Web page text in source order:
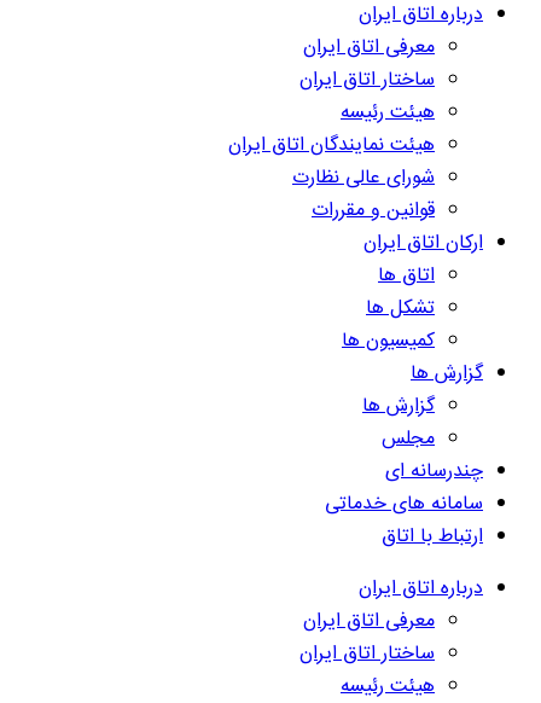
درباره اتاق ایران
معرفی اتاق ایران
ساختار اتاق ایران
هیئت رئیسه
هیئت نمایندگان اتاق ایران
شورای عالی نظارت
قوانین و مقررات
ارکان اتاق ایران
اتاق ها
تشکل ها
کمیسیون ها
گزارش ها
گزارش ها
مجلس
چندرسانه ای
سامانه های خدماتی
ارتباط با اتاق
درباره اتاق ایران
معرفی اتاق ایران
ساختار اتاق ایران
هیئت رئیسه